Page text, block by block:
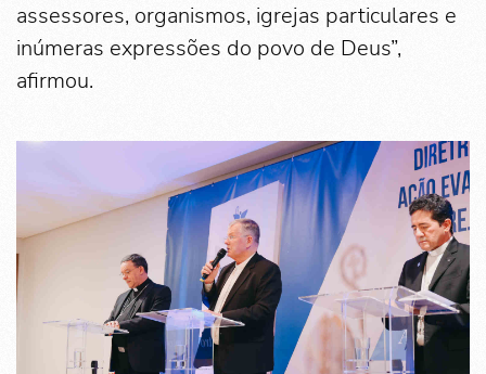
assessores, organismos, igrejas particulares e
inúmeras expressões do povo de Deus”,
afirmou.